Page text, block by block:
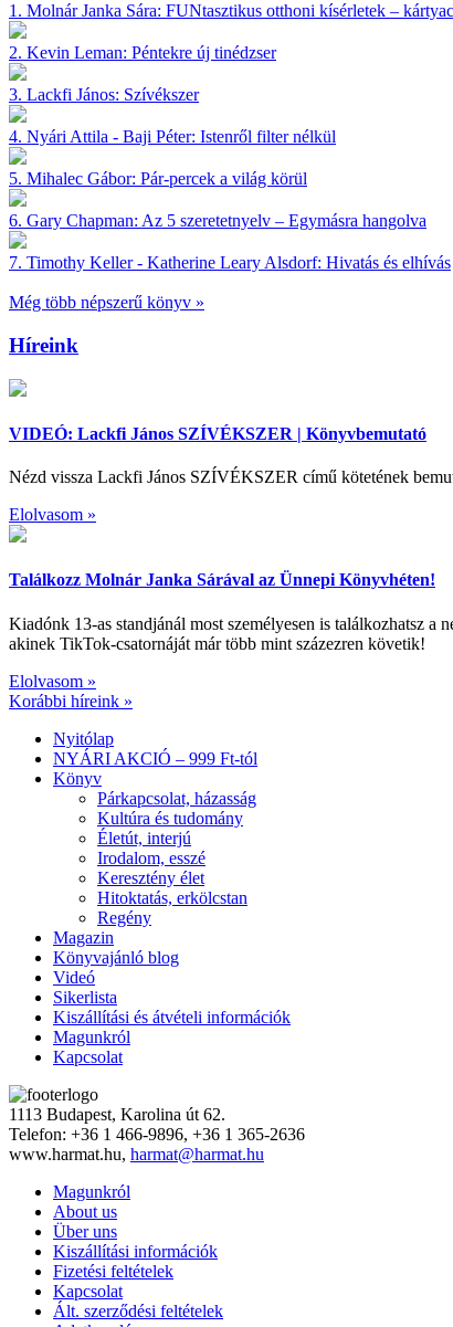
1. Molnár Janka Sára: FUNtasztikus otthoni kísérletek –
2. Kevin Leman: Péntekre új tinédzser
3. Lackfi János: Szívékszer
4. Nyári Attila - Baji Péter: Istenről filter nélkül
5. Mihalec Gábor: Pár-percek a világ körül
6. Gary Chapman: Az 5 szeretetnyelv – Egymásra hangolva
7. Timothy Keller - Katherine Leary Alsdorf: Hivatás és elhívás
Még több népszerű könyv »
Híreink
VIDEÓ: Lackfi János SZÍVÉKSZER | Könyvbemutató
Nézd vissza Lackfi János SZÍVÉKSZER című kötetének
Elolvasom »
Találkozz Molnár Janka Sárával az Ünnepi Könyvhéten!
Kiadónk 13-as standjánál most személyesen is találkozhatsz
akinek TikTok-csatornáját már több mint százezren követik!
Elolvasom »
Korábbi híreink »
Nyitólap
NYÁRI AKCIÓ – 999 Ft-tól
Könyv
Párkapcsolat, házasság
Kultúra és tudomány
Életút, interjú
Irodalom, esszé
Keresztény élet
Hitoktatás, erkölcstan
Regény
Magazin
Könyvajánló blog
Videó
Sikerlista
Kiszállítási és átvételi információk
Magunkról
Kapcsolat
1113 Budapest, Karolina út 62.
Telefon: +36 1 466-9896, +36 1 365-2636
www.harmat.hu, harmat@harmat.hu
Magunkról
About us
Über uns
Kiszállítási információk
Fizetési feltételek
Kapcsolat
Ált. szerződési feltételek